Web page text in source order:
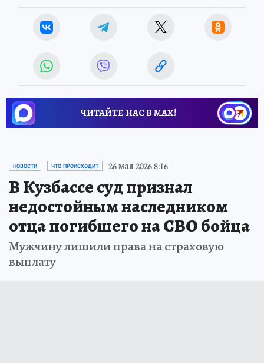
ЧИТАЙТЕ НАС В МАХ!
НОВОСТИ ЧТО ПРОИСХОДИТ 26 мая 2026 8:16
В Кузбассе суд признал
недостойным наследником
отца погибшего на СВО бойца
Мужчину лишили права на страховую
выплату